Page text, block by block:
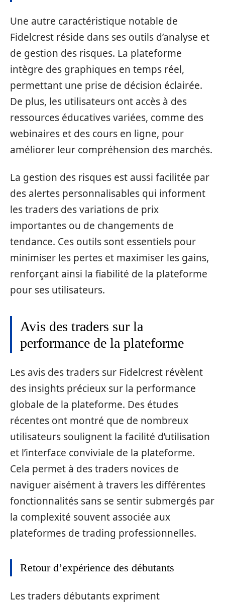
Une autre caractéristique notable de
Fidelcrest réside dans ses outils d’analyse et
de gestion des risques. La plateforme
intègre des graphiques en temps réel,
permettant une prise de décision éclairée.
De plus, les utilisateurs ont accès à des
ressources éducatives variées, comme des
webinaires et des cours en ligne, pour
améliorer leur compréhension des marchés.
La gestion des risques est aussi facilitée par
des alertes personnalisables qui informent
les traders des variations de prix
importantes ou de changements de
tendance. Ces outils sont essentiels pour
minimiser les pertes et maximiser les gains,
renforçant ainsi la fiabilité de la plateforme
pour ses utilisateurs.
Avis des traders sur la
performance de la plateforme
Les avis des traders sur Fidelcrest révèlent
des insights précieux sur la performance
globale de la plateforme. Des études
récentes ont montré que de nombreux
utilisateurs soulignent la facilité d’utilisation
et l’interface conviviale de la plateforme.
Cela permet à des traders novices de
naviguer aisément à travers les différentes
fonctionnalités sans se sentir submergés par
la complexité souvent associée aux
plateformes de trading professionnelles.
Retour d’expérience des débutants
Les traders débutants expriment